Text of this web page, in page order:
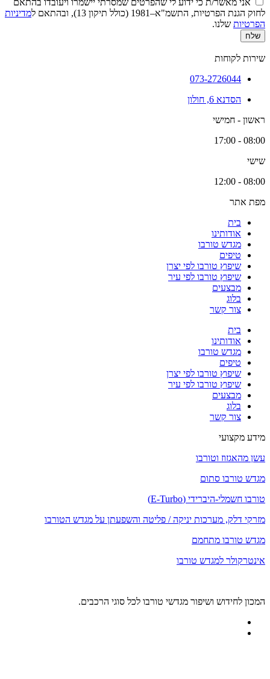
אני מאשר/ת כי ידוע לי שהפרטים שמסרתי יישמרו ויעובדו בהתאם
לחוק הגנת הפרטיות, התשמ"א–1981 (כולל תיקון 13), ובהתאם ל
מדיניות
הפרטיות שלנו.
שלח
שירות לקוחות
073-2726044
הסדנא 6, חולון
ראשון - חמישי
08:00 - 17:00
שישי
08:00 - 12:00
מפת אתר
בית
אודותינו
מגדש טורבו
טיפים
שיפוץ טורבו לפי יצרן
שיפוץ טורבו לפי עיר
מבצעים
בלוג
צור קשר
בית
אודותינו
מגדש טורבו
טיפים
שיפוץ טורבו לפי יצרן
שיפוץ טורבו לפי עיר
מבצעים
בלוג
צור קשר
מידע מקצועי
עשן מהאגזוז וטורבו
מגדש טורבו סתום
טורבו חשמלי-היברידי (E-Turbo)
מזרקי דלק, מערכות יניקה / פליטה והשפעתן על מגדש הטורבו
מגדש טורבו מתחמם
אינטרקולר למגדש טורבו
המכון לחידוש ושיפור מגדשי טורבו לכל סוגי הרכבים.